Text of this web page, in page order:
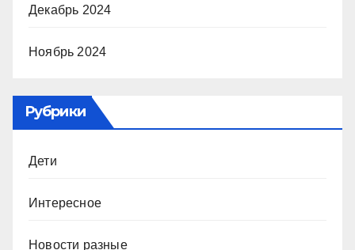
Декабрь 2024
Ноябрь 2024
Рубрики
Дети
Интересное
Новости разные